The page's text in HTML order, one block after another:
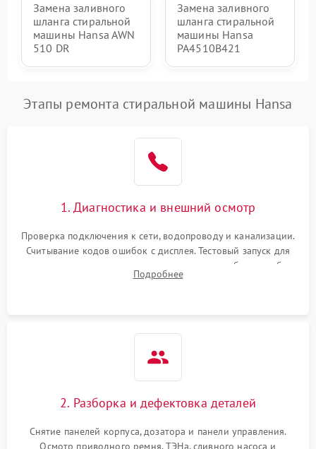
Замена заливного
шланга стиральной
машины Hansa AWN
510 DR
Замена заливного
шланга стиральной
машины Hansa
PA4510B421
Этапы ремонта стиральной машины Hansa
1. Диагностика и внешний осмотр
Проверка подключения к сети, водопроводу и канализации.
Считывание кодов ошибок с дисплея. Тестовый запуск для
выявления посторонних шумов, протечек или сбоев в работе
электронного модуля управления.
Подробнее
2. Разборка и дефектовка деталей
Снятие панелей корпуса, дозатора и панели управления.
Осмотр приводного ремня, ТЭНа, сливного насоса и